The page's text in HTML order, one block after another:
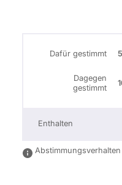
Dafür gestimmt
Dagegen
gestimmt
Enthalten